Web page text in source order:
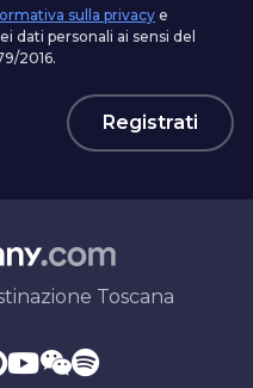
sulla privacy e
dati personali ai sensi del
2016.
Registrati
Toscana